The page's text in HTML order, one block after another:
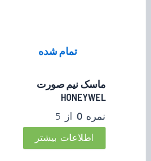
تمام شده
ماسک نیم صورت
HONEYWEL
نمره0 از 5
اطلاعات بیشتر
خرید قسطی با ترب‌پی بدون